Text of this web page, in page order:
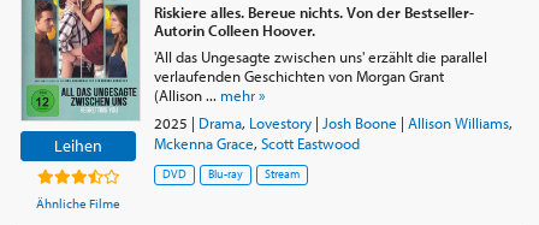
Leihen
Ähnliche Filme
Riskiere alles. Bereue nichts. Von der Bestseller-
Autorin Colleen Hoover.
'All das Ungesagte zwischen uns' erzählt die parallel
verlaufenden Geschichten von Morgan Grant
(Allison ... mehr »
2025 | Drama, Lovestory| Josh Boone | Allison Williams,
Mckenna Grace, Scott Eastwood
DVD Blu-ray Stream